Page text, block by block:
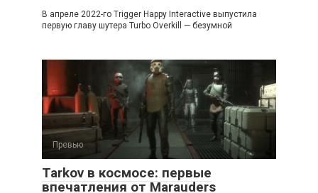
В апреле 2022-го Trigger Happy Interactive выпустила
первую главу шутера Turbo Overkill — безумной
Превью
Tarkov в космосе: первые
впечатления от Marauders